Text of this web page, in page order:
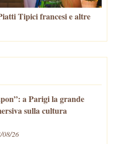
Tipici francesi e altre
a Parigi la grande
sulla cultura
08/26